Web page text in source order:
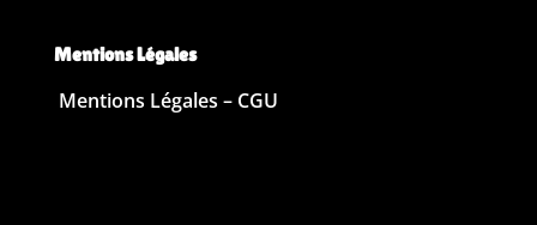
Mentions Légales
Mentions Légales – CGU